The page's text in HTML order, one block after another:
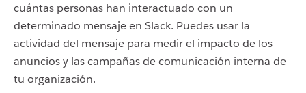
cuántas personas han interactuado con un
determinado mensaje en Slack. Puedes usar la
actividad del mensaje para medir el impacto de los
anuncios y las campañas de comunicación interna de
tu organización.